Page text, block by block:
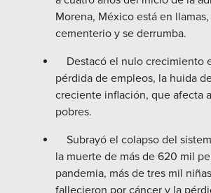
Morena, México está en
cementerio y se derrumba.
Destacó el nulo crecimiento
pérdida de empleos, la huida
creciente inflación, que afecta
pobres.
Subrayó el colapso del
la muerte de más de 620 mil
pandemia, más de tres mil
fallecieron por cáncer y la